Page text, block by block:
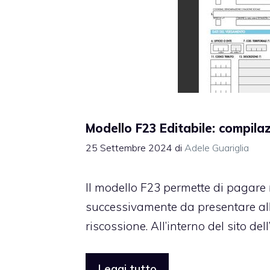
Modello F23 Editabile:
25 Settembre 2024 di Adele Guariglia
Il modello F23 permette di
successivamente da presentare
riscossione. All’interno del sito